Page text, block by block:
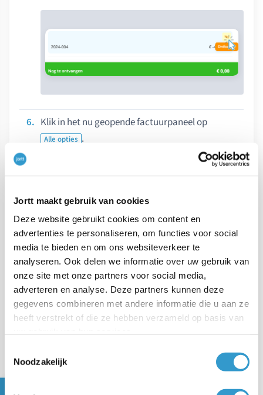
Jortt maakt gebruik van cookies
Deze website gebruikt cookies om content en
advertenties te personaliseren, om functies voor social
media te bieden en om ons websiteverkeer te
analyseren. Ook delen we informatie over uw gebruik van
onze site met onze partners voor social media,
adverteren en analyse. Deze partners kunnen deze
gegevens combineren met andere informatie die u aan ze
heeft verstrekt of die ze hebben verzameld op basis van
Noodzakelijk
Klik in het nu geopende factuurpaneel op
Alle opties .
Klik op Crediteren .
Er wordt een nieuwe creditfactuur geopend.
Klik op Wijzig bij de factuurregels.
Pas de factuurregels aan. Klik om het
prullenbakjeom een regel geheel te
verwijderen. Laat alleen staanwat je klantniet
hoeft te betalen. Jortt zet de verzenddatum op
vandaag en neemt automatisch de leverdatum
van de originele factuur over. Indien nodig kun je